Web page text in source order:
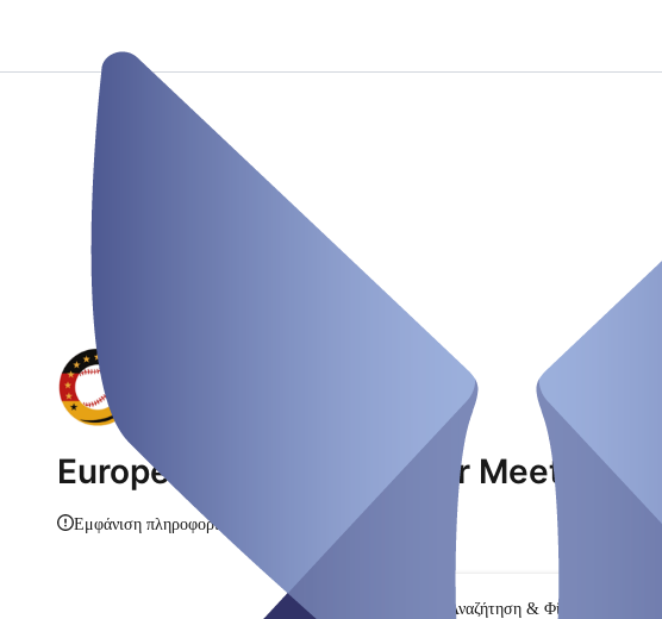
European Baseball Winter Meetings
Εμφάνιση πληροφοριών
Αναζήτηση & Φίλτρο